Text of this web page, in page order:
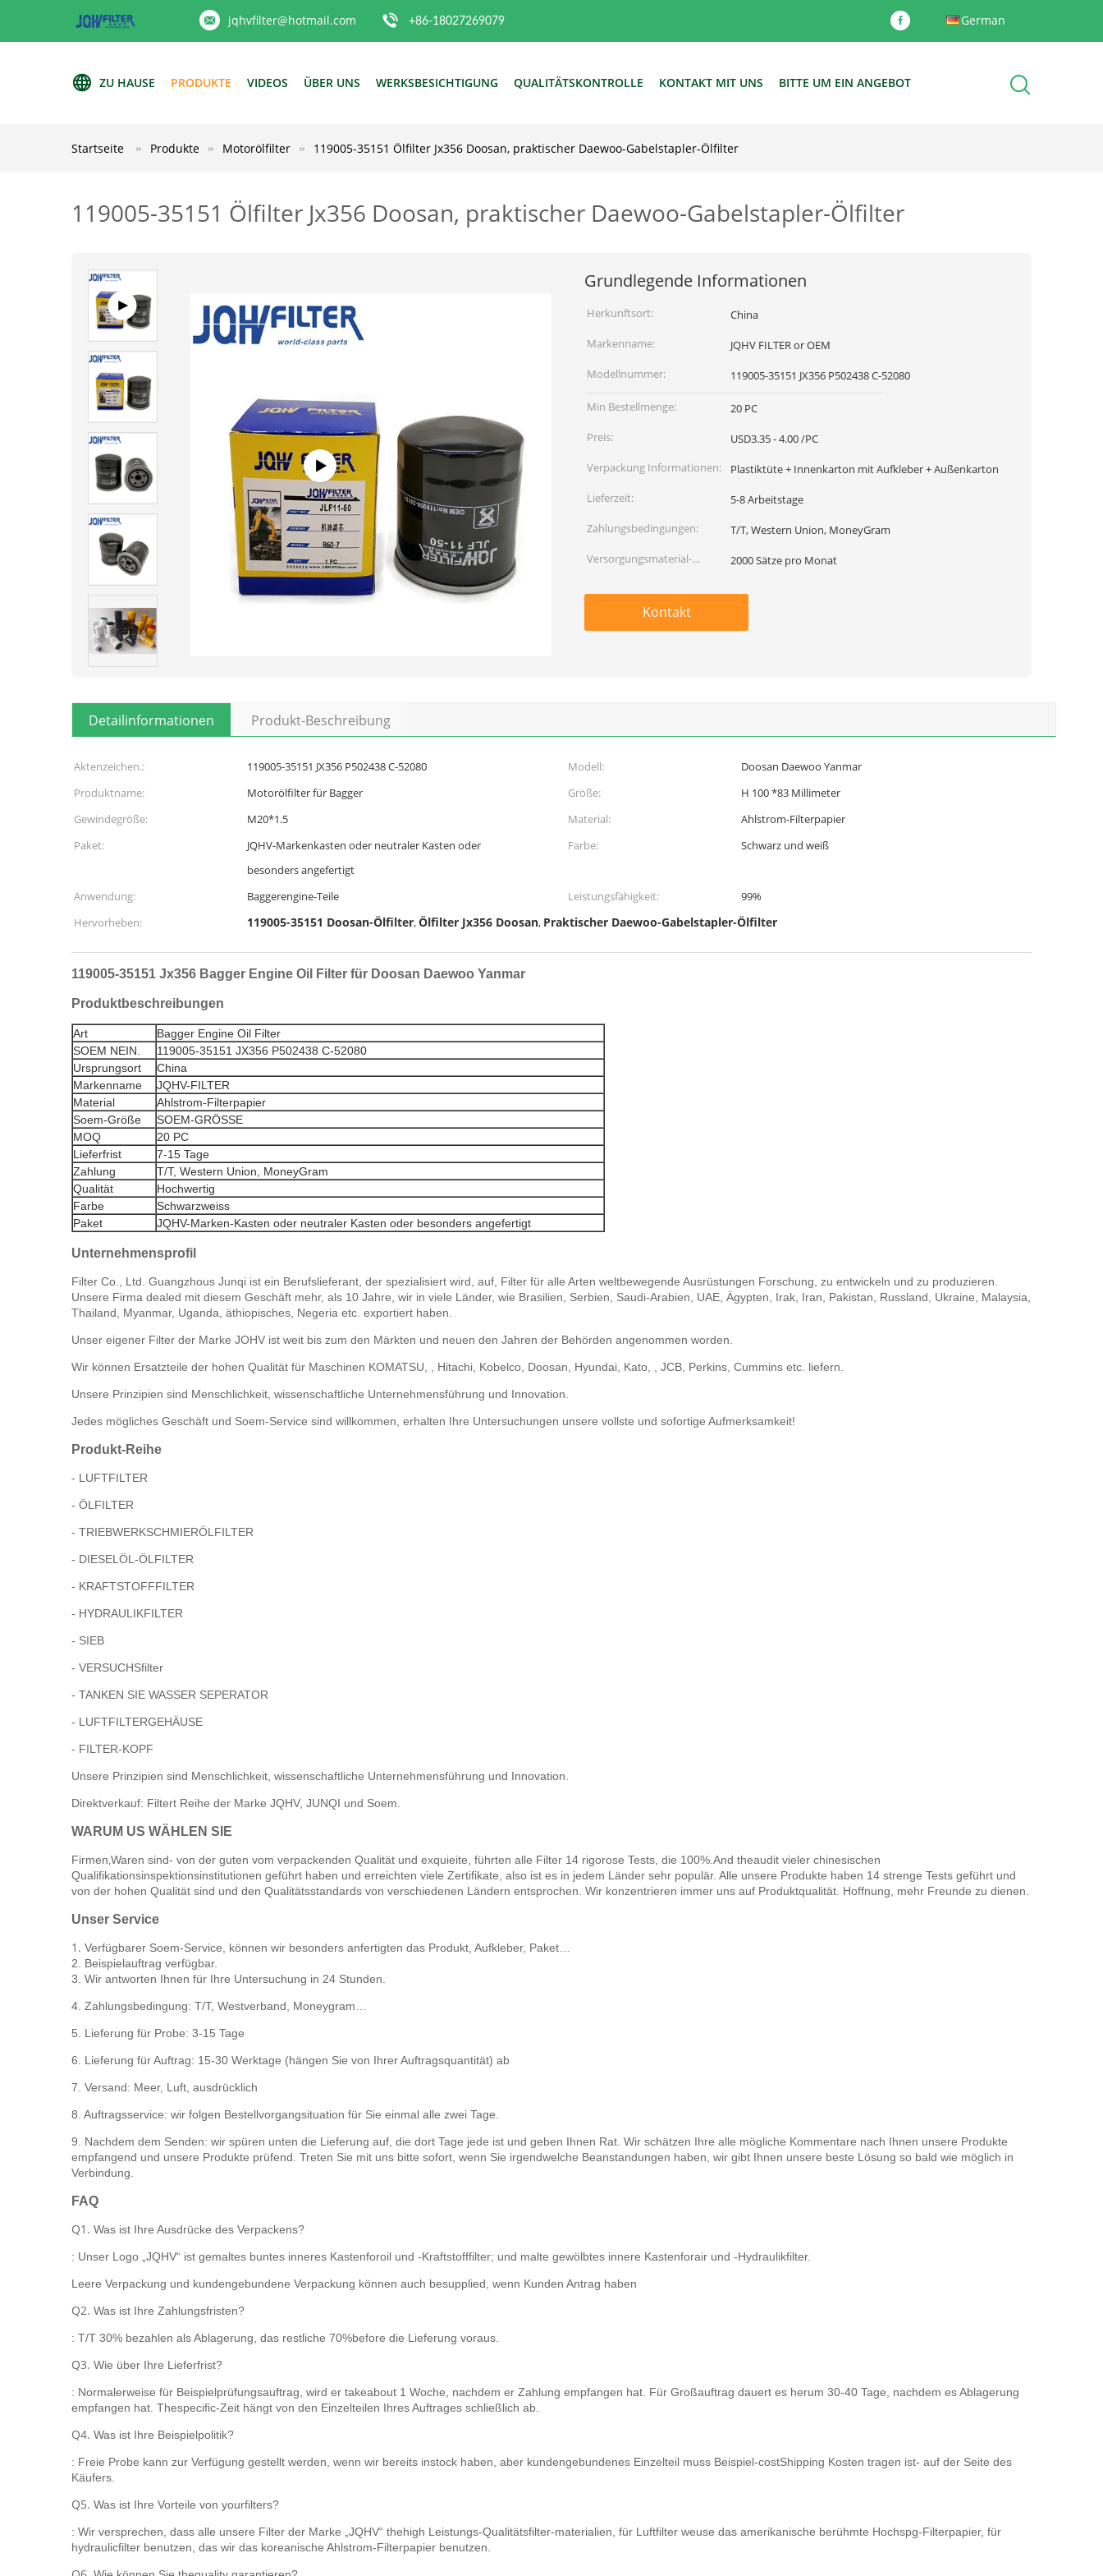
jqhvfilter@hotmail.com +86-18027269079 German
ZU HAUSE PRODUKTE VIDEOS ÜBER UNS WERKSBESICHTIGUNG QUALITÄTSKONTROLLE KONTAKT MIT UNS BITTE UM EIN ANGEBOT
Startseite Produkte Motorölfilter 119005-35151 Ölfilter Jx356 Doosan, praktischer Daewoo-Gabelstapler-Ölfilter
119005-35151 Ölfilter Jx356 Doosan, praktischer Daewoo-Gabelstapler-Ölfilter
Grundlegende Informationen
Herkunftsort:
China
Markenname:
JQHV FILTER or OEM
Modellnummer:
119005-35151 JX356 P502438 C-52080
Min Bestellmenge:
20 PC
Preis:
USD3.35 - 4.00 /PC
Verpackung Informationen:
Plastiktüte + Innenkarton mit Aufkleber + Außenkarton
Lieferzeit:
5-8 Arbeitstage
Zahlungsbedingungen:
T/T, Western Union, MoneyGram
Versorgungsmaterial-
2000 Sätze pro Monat
Kontakt
Detailinformationen Produkt-Beschreibung
Aktenzeichen.: 119005-35151 JX356 P502438 C-52080 Modell:
Doosan Daewoo Yanmar
Produktname:
Motorölfilter für Bagger Größe:
H 100 *83 Millimeter
Gewindegröße:
M20*1.5 Material:
Ahlstrom-Filterpapier
Paket:
JQHV-Markenkasten oder neutraler Kasten oder
besonders angefertigt
Farbe: Schwarz und weiß
Anwendung: Baggerengine-Teile Leistungsfähigkeit:
99%
Hervorheben:
119005-35151 Doosan-Ölfilter,Ölfilter Jx356 Doosan, Praktischer Daewoo-Gabelstapler-Ölfilter
119005-35151 Jx356 Bagger Engine Oil Filter für Doosan Daewoo Yanmar
Produktbeschreibungen
Art
Bagger Engine Oil Filter
SOEM NEIN.
119005-35151 JX356 P502438 C-52080
Ursprungsort
China
Markenname
JQHV-FILTER
Material
Ahlstrom-Filterpapier
Soem-Größe
SOEM-GRÖSSE
MOQ
20 PC
Lieferfrist
7-15 Tage
Zahlung
T/T, Western Union, MoneyGram
Qualität
Hochwertig
Farbe
Schwarzweiss
Paket
JQHV-Marken-Kasten oder neutraler Kasten oder besonders angefertigt
Unternehmensprofil
Filter Co., Ltd. Guangzhous Junqi ist ein Berufslieferant, der spezialisiert wird, auf, Filter für alle Arten weltbewegende Ausrüstungen Forschung, zu entwickeln und zu produzieren.
Unsere Firma dealed mit diesem Geschäft mehr, als 10 Jahre, wir in viele Länder, wie Brasilien, Serbien, Saudi-Arabien, UAE, Ägypten, Irak, Iran, Pakistan, Russland, Ukraine, Malaysia,
Thailand, Myanmar, Uganda, äthiopisches, Negeria etc. exportiert haben.
Unser eigener Filter der Marke JOHV ist weit bis zum den Märkten und neuen den Jahren der Behörden angenommen worden.
Wir können Ersatzteile der hohen Qualität für Maschinen KOMATSU, , Hitachi, Kobelco, Doosan, Hyundai, Kato, , JCB, Perkins, Cummins etc. liefern.
Unsere Prinzipien sind Menschlichkeit, wissenschaftliche Unternehmensführung und Innovation.
Jedes mögliches Geschäft und Soem-Service sind willkommen, erhalten Ihre Untersuchungen unsere vollste und sofortige Aufmerksamkeit!
Produkt-Reihe
- LUFTFILTER
- ÖLFILTER
- TRIEBWERKSCHMIERÖLFILTER
- DIESELÖL-ÖLFILTER
- KRAFTSTOFFFILTER
- HYDRAULIKFILTER
- SIEB
- VERSUCHSfilter
- TANKEN SIE WASSER SEPERATOR
- LUFTFILTERGEHÄUSE
- FILTER-KOPF
Unsere Prinzipien sind Menschlichkeit, wissenschaftliche Unternehmensführung und Innovation.
Direktverkauf: Filtert Reihe der Marke JQHV, JUNQI und Soem.
WARUM US WÄHLEN SIE
Firmen‚Waren sind- von der guten vom verpackenden Qualität und exquieite, führten alle Filter 14 rigorose Tests, die 100%.And theaudit vieler chinesischen
Qualifikationsinspektionsinstitutionen geführt haben und erreichten viele Zertifikate, also ist es in jedem Länder sehr populär. Alle unsere Produkte haben 14 strenge Tests geführt und
von der hohen Qualität sind und den Qualitätsstandards von verschiedenen Ländern entsprochen. Wir konzentrieren immer uns auf Produktqualität. Hoffnung, mehr Freunde zu dienen.
Unser Service
1. Verfügbarer Soem-Service, können wir besonders anfertigten das Produkt, Aufkleber, Paket…
2. Beispielauftrag verfügbar.
3. Wir antworten Ihnen für Ihre Untersuchung in 24 Stunden.
4. Zahlungsbedingung: T/T, Westverband, Moneygram…
5. Lieferung für Probe: 3-15 Tage
6. Lieferung für Auftrag: 15-30 Werktage (hängen Sie von Ihrer Auftragsquantität) ab
7. Versand: Meer, Luft, ausdrücklich
8. Auftragsservice: wir folgen Bestellvorgangsituation für Sie einmal alle zwei Tage.
9. Nachdem dem Senden: wir spüren unten die Lieferung auf, die dort Tage jede ist und geben Ihnen Rat. Wir schätzen Ihre alle mögliche Kommentare nach Ihnen unsere Produkte
empfangend und unsere Produkte prüfend. Treten Sie mit uns bitte sofort, wenn Sie irgendwelche Beanstandungen haben, wir gibt Ihnen unsere beste Lösung so bald wie möglich in
Verbindung.
FAQ
Q1. Was ist Ihre Ausdrücke des Verpackens?
: Unser Logo „JQHV“ ist gemaltes buntes inneres Kastenforoil und -Kraftstofffilter; und malte gewölbtes innere Kastenforair und -Hydraulikfilter.
Leere Verpackung und kundengebundene Verpackung können auch besupplied, wenn Kunden Antrag haben
Q2. Was ist Ihre Zahlungsfristen?
: T/T 30% bezahlen als Ablagerung, das restliche 70%before die Lieferung voraus.
Q3. Wie über Ihre Lieferfrist?
: Normalerweise für Beispielprüfungsauftrag, wird er takeabout 1 Woche, nachdem er Zahlung empfangen hat. Für Großauftrag dauert es herum 30-40 Tage, nachdem es Ablagerung
empfangen hat. Thespecific-Zeit hängt von den Einzelteilen Ihres Auftrages schließlich ab.
Q4. Was ist Ihre Beispielpolitik?
: Freie Probe kann zur Verfügung gestellt werden, wenn wir bereits instock haben, aber kundengebundenes Einzelteil muss Beispiel-costShipping Kosten tragen ist- auf der Seite des
Käufers.
Q5. Was ist Ihre Vorteile von yourfilters?
: Wir versprechen, dass alle unsere Filter der Marke „JQHV“ thehigh Leistungs-Qualitätsfilter-materialien, für Luftfilter weuse das amerikanische berühmte Hochspg-Filterpapier, für
hydraulicfilter benutzen, das wir das koreanische Ahlstrom-Filterpapier benutzen.